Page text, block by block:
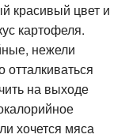
красивый цвет и
картофеля.
нежели
на выходе
хочется мяса